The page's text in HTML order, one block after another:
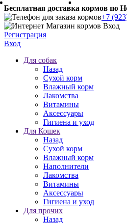
Бесплатная доставка кормов по
+7
Регистрация
Вход
Для собак
Назад
Сухой корм
Влажный корм
Лакомства
Витамины
Аксессуары
Гигиена и уход
Для Кошек
Назад
Сухой корм
Влажный корм
Наполнители
Лакомства
Витамины
Аксессуары
Гигиена и уход
Для прочих
Назад